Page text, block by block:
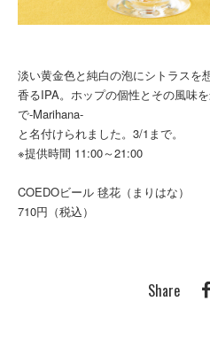
淡い黄金色と純白の泡にシトラスを
香るIPA。ホップの個性とその風味
で-Marihana-
と名付けられました。3/1まで。
※提供時間 11:00～21:00
COEDOビール 毬花（まりはな）
710円（税込）
Share